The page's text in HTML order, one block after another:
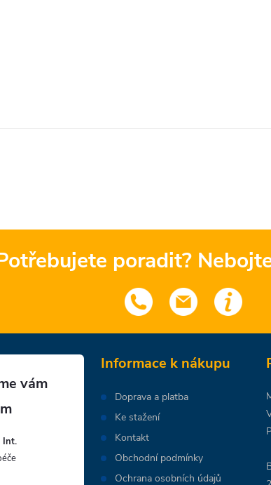
poradit?
Int.
Informace k nákupu
Doprava a platba
Ke stažení
Kontakt
Obchodní podmínky
Ochrana osobních údajů